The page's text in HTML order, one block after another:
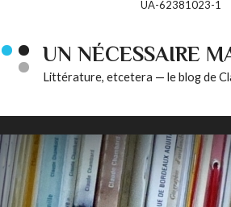
UA-62381023-1
UN NÉCESSAIRE
Littérature, etcetera — le blog de